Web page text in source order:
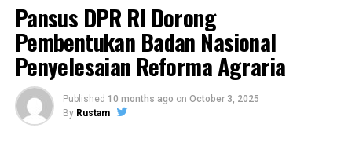
Pansus DPR RI Dorong
Pembentukan Badan Nasional
Penyelesaian Reforma Agraria
Published 10 months ago on October 3, 2025
By Rustam